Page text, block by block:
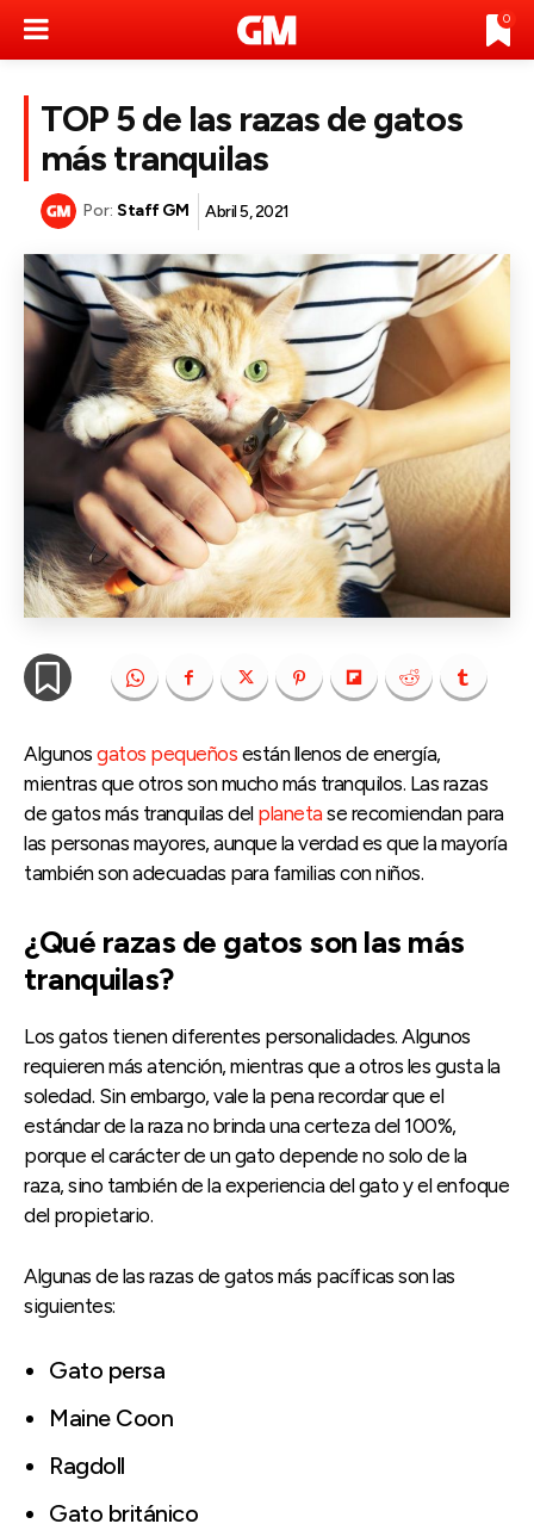
0
TOP 5 de las razas de gatos
más tranquilas
Por: Staff GM Abril 5, 2021
Algunos gatos pequeños están llenos de energía,
mientras que otros son mucho más tranquilos. Las razas
de gatos más tranquilas del planeta se recomiendan para
las personas mayores, aunque la verdad es que la mayoría
también son adecuadas para familias con niños.
¿Qué razas de gatos son las más
tranquilas?
Los gatos tienen diferentes personalidades. Algunos
requieren más atención, mientras que a otros les gusta la
soledad. Sin embargo, vale la pena recordar que el
estándar de la raza no brinda una certeza del 100%,
porque el carácter de un gato depende no solo de la
raza, sino también de la experiencia del gato y el enfoque
del propietario.
Algunas de las razas de gatos más pacíficas son las
siguientes:
Gato persa
Maine Coon
Ragdoll
Gato británico